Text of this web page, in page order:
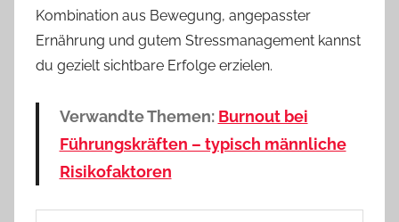
Kombination aus Bewegung, angepasster
Ernährung und gutem Stressmanagement kannst
du gezielt sichtbare Erfolge erzielen.
Verwandte Themen: Burnout bei
Führungskräften – typisch männliche
Risikofaktoren